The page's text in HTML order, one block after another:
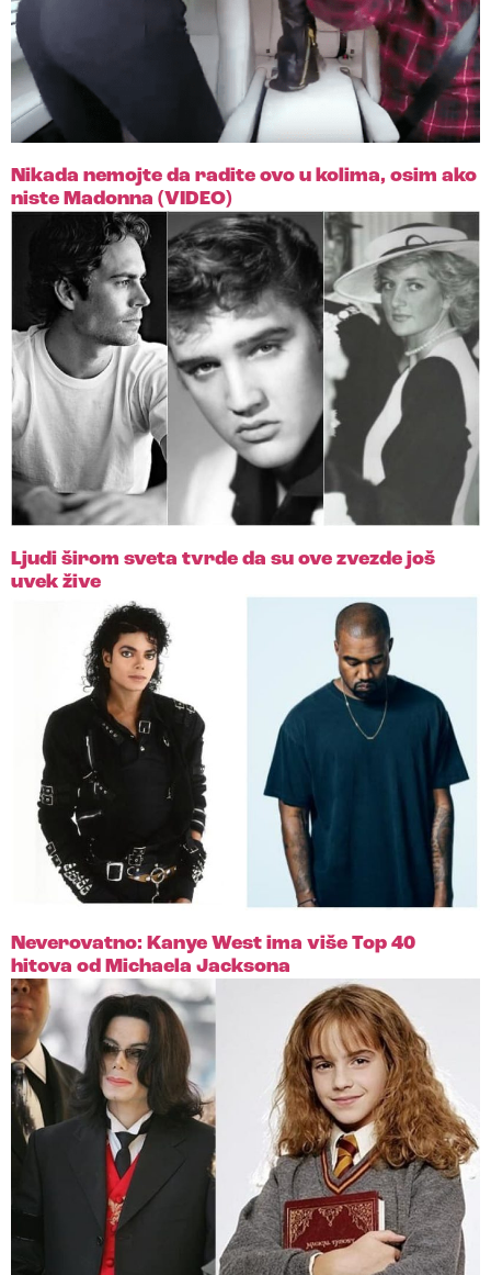
Nikada nemojte da radite ovo u kolima, osim ako
niste Madonna (VIDEO)
Ljudi širom sveta tvrde da su ove zvezde još
uvek žive
Neverovatno: Kanye West ima više Top 40
hitova od Michaela Jacksona